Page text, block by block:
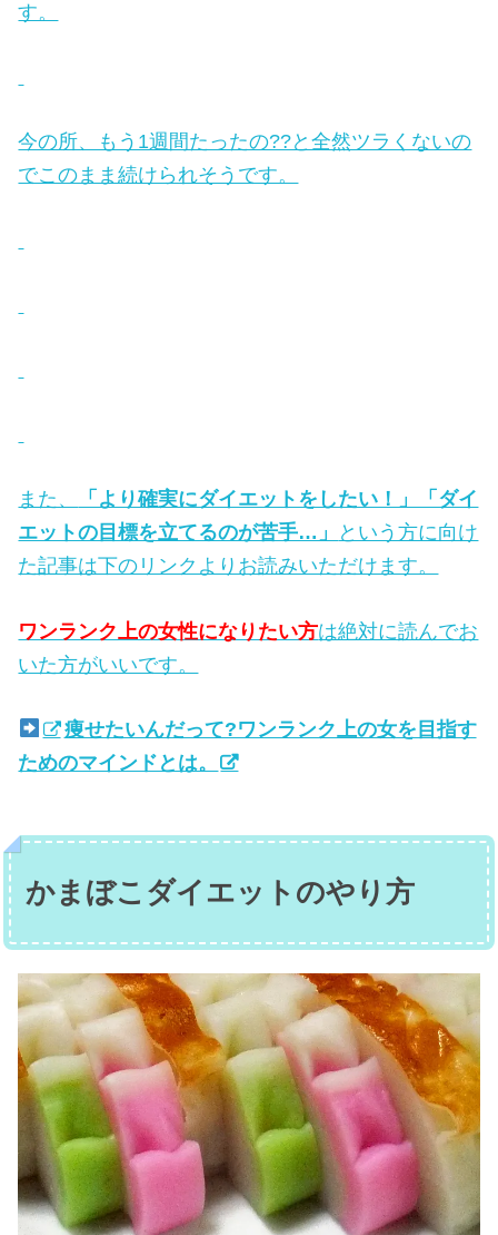
す。
今の所、もう1週間たったの??と全然ツラくないの
でこのまま続けられそうです。
また、
「より確実にダイエットをしたい！」「ダイ
エットの目標を立てるのが苦手…」
という方に向け
た記事は下のリンクよりお読みいただけます。
ワンランク上の女性になりたい方は絶対に読んでお
いた方がいいです。
痩せたいんだって?ワンランク上の女を目指す
ためのマインドとは。
かまぼこダイエットのやり方